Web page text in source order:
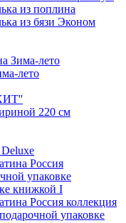
из поплина
из бязи Эконом
Зима-лето
лето
220 см
Россия
упаковке
книжкой I
Россия коллекция
упаковке